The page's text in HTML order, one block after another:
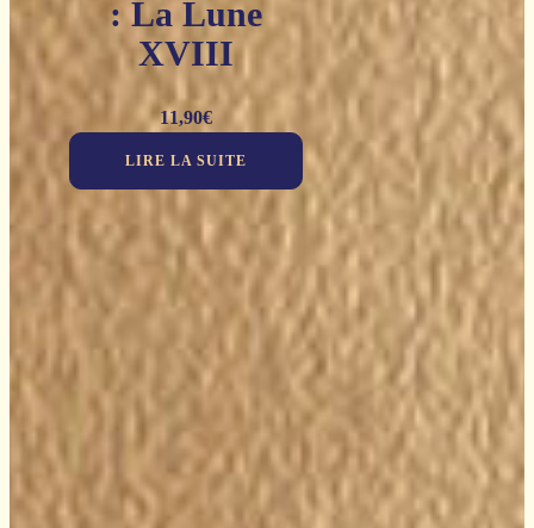
: La Lune
XVIII
11,90€
LIRE LA SUITE